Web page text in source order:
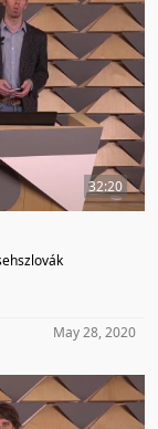
32:20
May 28, 2020